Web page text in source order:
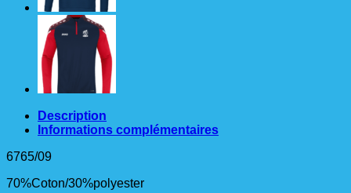
Description
Informations complémentaires
6765/09
70%Coton/30%polyester